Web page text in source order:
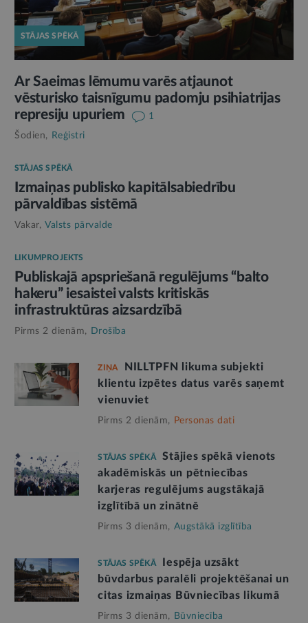
STĀJAS SPĒKĀ
Ar Saeimas lēmumu varēs atjaunot
vēsturisko taisnīgumu padomju psihiatrijas
represiju upuriem
1
Šodien, Reģistri
STĀJAS SPĒKĀ
Izmaiņas publisko kapitālsabiedrību
pārvaldības sistēmā
Vakar, Valsts pārvalde
LIKUMPROJEKTS
Publiskajā apspriešanā regulējums “balto
hakeru” iesaistei valsts kritiskās
infrastruktūras aizsardzībā
Pirms 2 dienām, Drošība
ZIŅA
NILLTPFN likuma subjekti
klientu izpētes datus varēs saņemt
vienuviet
Pirms 2 dienām, Personas dati
STĀJAS SPĒKĀ
Stājies spēkā vienots
akadēmiskās un pētniecības
karjeras regulējums augstākajā
izglītībā un zinātnē
Pirms 3 dienām, Augstākā izglītība
STĀJAS SPĒKĀ
Iespēja uzsākt
būvdarbus paralēli projektēšanai un
citas izmaiņas Būvniecības likumā
Pirms 3 dienām, Būvniecība